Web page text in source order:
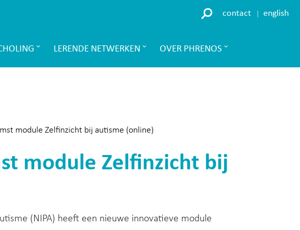
contact english
LERENDE NETWERKEN OVER PHRENOS
module Zelfinzicht bij autisme (online)
module Zelfinzicht bij
(NIPA) heeft een nieuwe innovatieve module